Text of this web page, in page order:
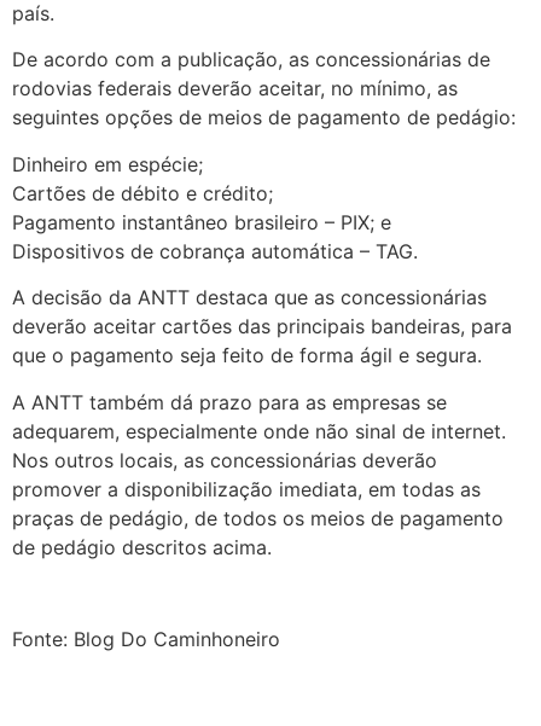
país.
De acordo com a publicação, as concessionárias de
rodovias federais deverão aceitar, no mínimo, as
seguintes opções de meios de pagamento de pedágio:
Dinheiro em espécie;
Cartões de débito e crédito;
Pagamento instantâneo brasileiro – PIX; e
Dispositivos de cobrança automática – TAG.
A decisão da ANTT destaca que as concessionárias
deverão aceitar cartões das principais bandeiras, para
que o pagamento seja feito de forma ágil e segura.
A ANTT também dá prazo para as empresas se
adequarem, especialmente onde não sinal de internet.
Nos outros locais, as concessionárias deverão
promover a disponibilização imediata, em todas as
praças de pedágio, de todos os meios de pagamento
de pedágio descritos acima.
Fonte: Blog Do Caminhoneiro